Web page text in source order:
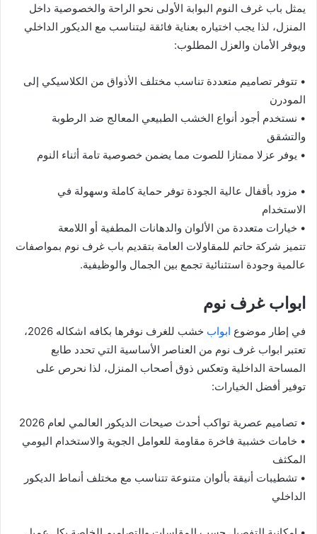
يمثل باب غرف النوم البوابة الأولى نحو الراحة والخصوصية داخل
المنزل، لذا يجب اختياره بعناية فائقة ليتناسب مع الديكور الداخلي
ويوفر الأمان والعزل المطلوب:
• تتوفر تصاميم متعددة تناسب مختلف الأذواق من الكلاسيكي إلى
المودرن
• نستخدم أجود أنواع الخشب الطبيعي المعالج ضد الرطوبة
والتشقق
• يوفر عزلا ممتازا للصوت مما يضمن خصوصية تامة أثناء النوم
• مزود بأقفال عالية الجودة توفر حماية كاملة وسهولة في
الاستخدام
• خيارات متعددة من الألوان والدهانات المطفية أو اللامعة
تتميز شركة حاتم للمقاولات العامة بتقديم باب غرف نوم بمواصفات
عالمية وجودة استثنائية تجمع بين الجمال والوظيفية.
ابواب غرف نوم
في إطار موضوع ابواب
خشب للغرف نوفرها بكافه اشكاله 2026،
تعتبر ابواب غرف نوم من العناصر الأساسية التي تحدد طابع
المساحة الداخلية وتعكس ذوق أصحاب المنزل، لذا نحرص على
توفير أفضل الخيارات:
• تصاميم عصرية تواكب أحدث صيحات الديكور العالمي لعام 2026
• خامات خشبية فاخرة مقاومة للعوامل الجوية والاستخدام اليومي
المكثف
• تشطيبات أنيقة بألوان متنوعة تتناسب مع مختلف أنماط الديكور
الداخلي